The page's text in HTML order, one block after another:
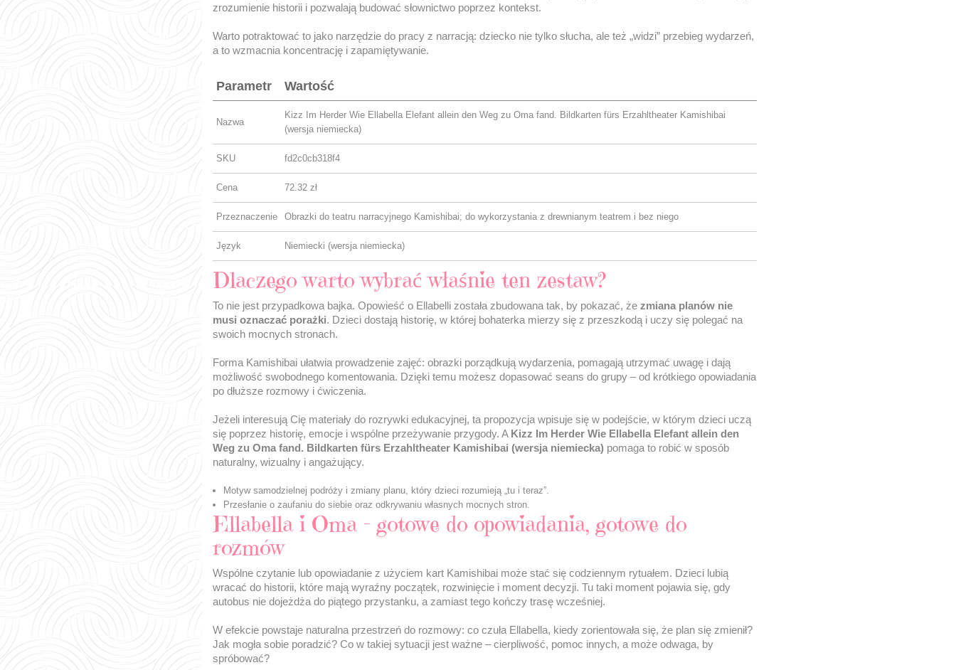
zrozumienie historii i pozwalają budować słownictwo poprzez kontekst.
Warto potraktować to jako narzędzie do pracy z narracją: dziecko nie tylko słucha, ale też „widzi” przebieg wydarzeń,
a to wzmacnia koncentrację i zapamiętywanie.
Parametr Wartość
Nazwa
Kizz Im Herder Wie Ellabella Elefant allein den Weg zu Oma fand. Bildkarten fürs Erzahltheater Kamishibai
(wersja niemiecka)
SKU fd2c0cb318f4
Cena 72.32 zł
Przeznaczenie Obrazki do teatru narracyjnego Kamishibai; do wykorzystania z drewnianym teatrem i bez niego
Język Niemiecki (wersja niemiecka)
Dlaczego warto wybrać właśnie ten zestaw?
To nie jest przypadkowa bajka. Opowieść o Ellabelli została zbudowana tak, by pokazać, że zmiana planów nie
musi oznaczać porażki. Dzieci dostają historię, w której bohaterka mierzy się z przeszkodą i uczy się polegać na
swoich mocnych stronach.
Forma Kamishibai ułatwia prowadzenie zajęć: obrazki porządkują wydarzenia, pomagają utrzymać uwagę i dają
możliwość swobodnego komentowania. Dzięki temu możesz dopasować seans do grupy – od krótkiego opowiadania
po dłuższe rozmowy i ćwiczenia.
Jeżeli interesują Cię materiały do rozrywki edukacyjnej, ta propozycja wpisuje się w podejście, w którym dzieci uczą
się poprzez historię, emocje i wspólne przeżywanie przygody. A Kizz Im Herder Wie Ellabella Elefant allein den
Weg zu Oma fand. Bildkarten fürs Erzahltheater Kamishibai (wersja niemiecka) pomaga to robić w sposób
naturalny, wizualny i angażujący.
Motyw samodzielnej podróży i zmiany planu, który dzieci rozumieją „tu i teraz”.
Przesłanie o zaufaniu do siebie oraz odkrywaniu własnych mocnych stron.
Ellabella i Oma – gotowe do opowiadania, gotowe do
rozmów
Wspólne czytanie lub opowiadanie z użyciem kart Kamishibai może stać się codziennym rytuałem. Dzieci lubią
wracać do historii, które mają wyraźny początek, rozwinięcie i moment decyzji. Tu taki moment pojawia się, gdy
autobus nie dojeżdża do piątego przystanku, a zamiast tego kończy trasę wcześniej.
W efekcie powstaje naturalna przestrzeń do rozmowy: co czuła Ellabella, kiedy zorientowała się, że plan się zmienił?
Jak mogła sobie poradzić? Co w takiej sytuacji jest ważne – cierpliwość, pomoc innych, a może odwaga, by
spróbować?